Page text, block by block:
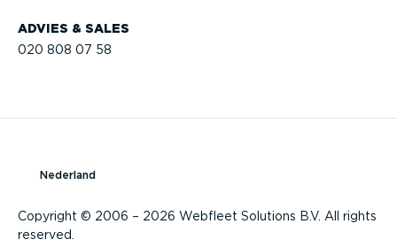
ADVIES & SALES
020 808 07 58
Copyright © 2006 – 2026 Webfleet Solutions B.V. All rights
reserved.
Nederland